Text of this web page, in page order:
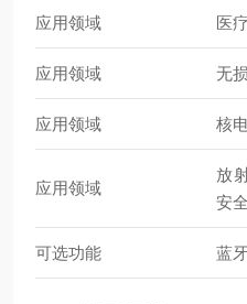
应用领域 医
应用领域 无
应用领域 核
应用领域
放
安
可选功能 蓝